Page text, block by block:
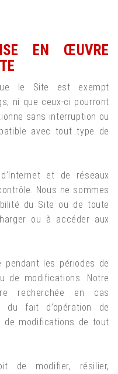
EN ŒUVRE
le Site est exempt
ni que ceux-ci pourront
sans interruption ou
avec tout type de
et de réseaux
Nous ne sommes
du Site ou de toute
ou à accéder aux
pendant les périodes de
de modifications. Notre
recherchée en cas
du fait d’opération de
de modifications de tout
de modifier, résilier,